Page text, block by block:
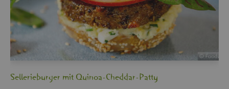
Sel­le­rie­bur­ger mit Qui­noa-Ched­dar-Patty